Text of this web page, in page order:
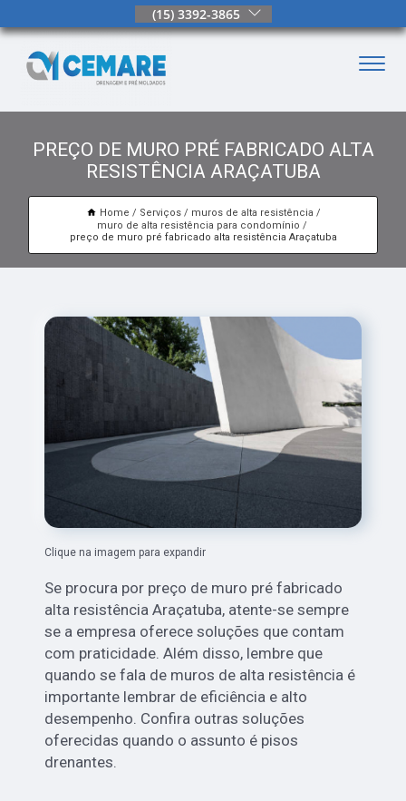
(15) 3392-3865
PREÇO DE MURO PRÉ FABRICADO ALTA
RESISTÊNCIA ARAÇATUBA
Home Serviços
muros de alta resistência
muro de alta resistência para condomínio
preço de muro pré fabricado alta resistência Araçatuba
Clique na imagem para expandir
Se procura por preço de muro pré fabricado
alta resistência Araçatuba, atente-se sempre
se a empresa oferece soluções que contam
com praticidade. Além disso, lembre que
quando se fala de muros de alta resistência é
importante lembrar de eficiência e alto
desempenho. Confira outras soluções
oferecidas quando o assunto é pisos
drenantes.